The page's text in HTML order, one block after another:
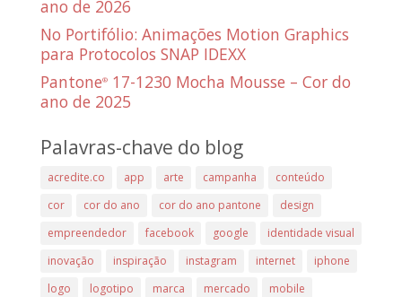
ano de 2026
No Portifólio: Animações Motion Graphics
para Protocolos SNAP IDEXX
Pantone®17-1230 Mocha Mousse – Cor do
ano de 2025
Palavras-chave do blog
acredite.co app arte campanha
conteúdo
cor
cor do ano cor do ano pantone
design
empreendedor
facebook google
identidade visual
inovação
inspiração instagram internet
iphone
logo
logotipo marca mercado
mobile